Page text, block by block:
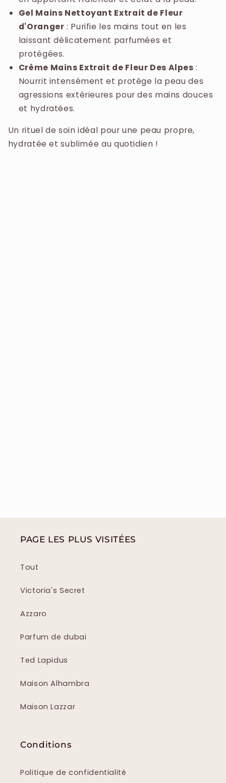
Mains
Extrait
de
Fleur
Des
Alpes
Nourrit
et
Protège
Extrait
de
Fleur
Nourrit
et
Protège
Gel Mains Nettoyant Extrait de Fleur
d'Oranger : Purifie les mains tout en les
laissant délicatement parfumées et
protégées.
Crème Mains Extrait de Fleur Des Alpes :
Nourrit intensément et protège la peau des
agressions extérieures pour des mains douces
et hydratées.
Un rituel de soin idéal pour une peau propre,
hydratée et sublimée au quotidien !
PAGE LES PLUS VISITÉES
Tout
Victoria's Secret
Azzaro
Parfum de dubai
Ted Lapidus
Maison Alhambra
Maison Lazzar
Conditions
Politique de confidentialité